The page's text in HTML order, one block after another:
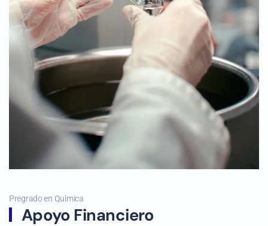
Pregrado en Química
Apoyo Financiero